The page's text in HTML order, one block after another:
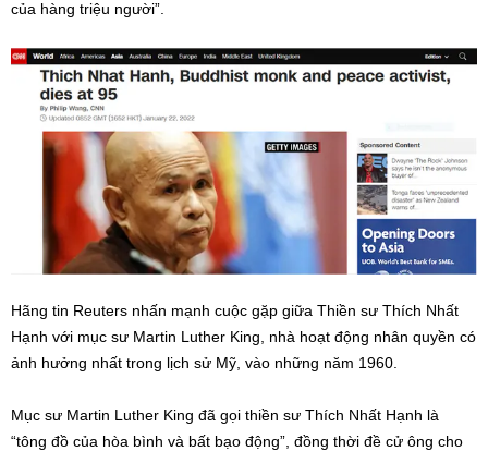
của hàng triệu người”.
Hãng tin Reuters nhấn mạnh cuộc gặp giữa Thiền sư Thích Nhất
Hạnh với mục sư Martin Luther King, nhà hoạt động nhân quyền có
ảnh hưởng nhất trong lịch sử Mỹ, vào những năm 1960.
Mục sư Martin Luther King đã gọi thiền sư Thích Nhất Hạnh là
“tông đồ của hòa bình và bất bạo động”, đồng thời đề cử ông cho